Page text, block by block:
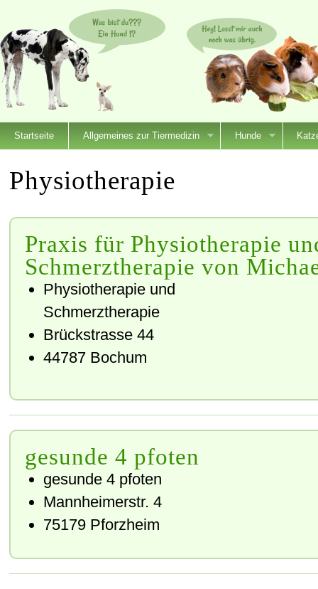
Startseite Allgemeines zur Tiermedizin Hunde
Physiotherapie
Praxis für Physiotherapie
Schmerztherapie von
Physiotherapie und
Schmerztherapie
Brückstrasse 44
44787 Bochum
gesunde 4 pfoten
gesunde 4 pfoten
Mannheimerstr. 4
75179 Pforzheim